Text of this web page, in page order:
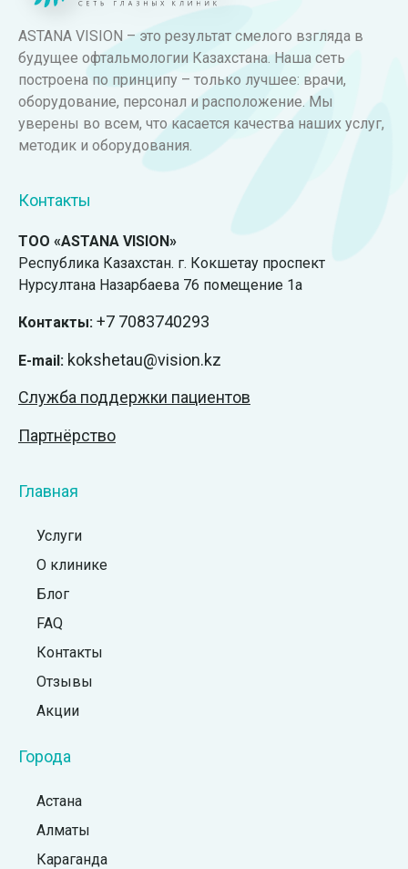
ASTANA VISION – это результат смелого взгляда в
будущее офтальмологии Казахстана. Наша сеть
построена по принципу – только лучшее: врачи,
оборудование, персонал и расположение. Мы
уверены во всем, что касается качества наших услуг,
методик и оборудования.
Контакты
ТОО «ASTANA VISION»
Республика Казахстан. г. Кокшетау проспект
Нурсултана Назарбаева 76 помещение 1а
Контакты: +7 7083740293
E-mail: kokshetau@vision.kz
Служба поддержки пациентов
Партнёрство
Главная
Услуги
О клинике
Блог
FAQ
Контакты
Отзывы
Акции
Города
Астана
Алматы
Караганда